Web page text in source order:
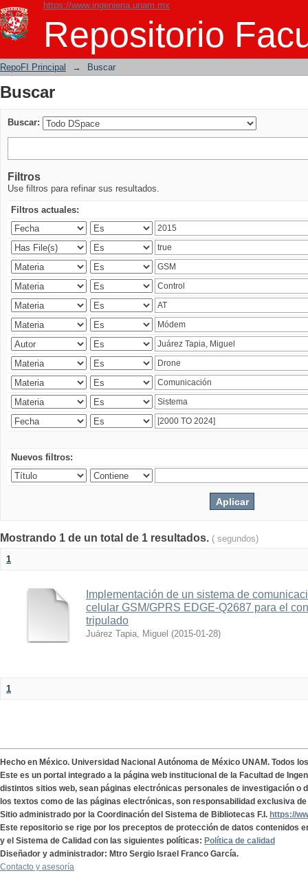
https://www.ingenieria.unam.mx
Repositorio
Buscar
RepoFI Principal → Buscar
Buscar
Buscar:
Filtros
Use filtros para refinar sus resultados.
Filtros actuales:
Nuevos filtros:
Mostrando 1 de un total de 1 resultados. ( segundos)
1
Implementación de un sistema de
celular GSM/GPRS EDGE-Q2687 para el
tripulado
Juárez Tapia, Miguel (2015-01-28)
1
Hecho en México. Universidad Nacional Autónoma de México UNAM. Todos
Este es un portal integrado a la página web institucional de la Facultad de
distintos sitios web, sean páginas electrónicas personales de investigación o
los textos como de las páginas electrónicas, son responsabilidad exclusiva
Sitio administrado por la Coordinación del Sistema de Bibliotecas F.I. https://
Este repositorio se rige por los preceptos de protección de datos contenidos
y el Sistema de Calidad con las siguientes políticas: Política de calidad
Diseñador y administrador: Mtro Sergio Israel Franco García.
Contacto y asesoría